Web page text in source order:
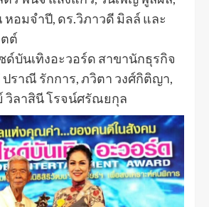
อมจำปี, ดร.วิภาวดี มิลล์ และ
ต์
ด์บันเทิงอะวอร์ด สาขานักธุรกิจ
ปราณี รักการ, ภวิตา วงศ์กิติญา,
วิลาสินี โรจน์ศรัณยกุล